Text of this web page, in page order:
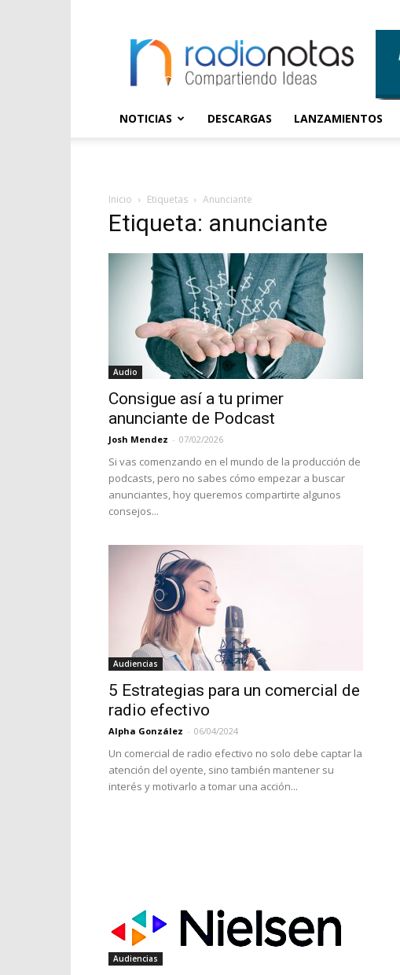
NOTICIAS DESCARGAS LANZAMIENTOS
Inicio Etiquetas Anunciante
Etiqueta: anunciante
Audio
Consigue así a tu primer
anunciante de Podcast
Josh Mendez - 07/02/2026
Si vas comenzando en el mundo de la producción de
podcasts, pero no sabes cómo empezar a buscar
anunciantes, hoy queremos compartirte algunos
consejos...
Audiencias
5 Estrategias para un comercial de
radio efectivo
Alpha González - 06/04/2024
Un comercial de radio efectivo no solo debe captar la
atención del oyente, sino también mantener su
interés y motivarlo a tomar una acción...
Audiencias